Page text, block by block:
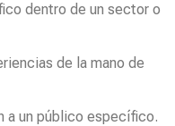
dentro de un sector o
de la mano de
a un público específico.